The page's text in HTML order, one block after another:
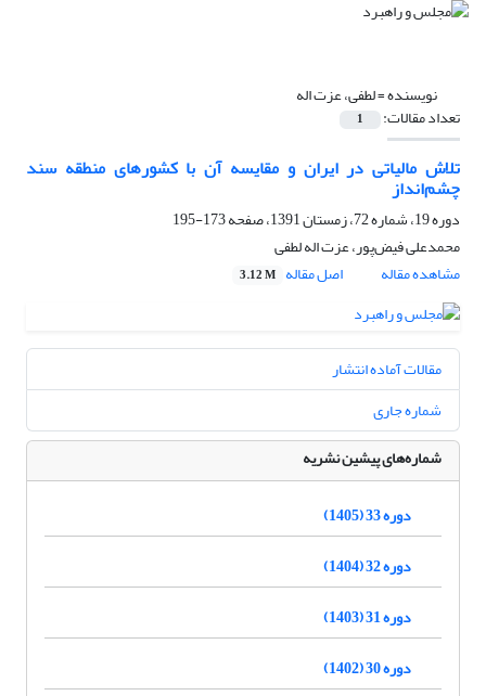
نویسنده =لطفی، عزت اله
تعداد مقالات: 1
تلاش مالیاتی در ایران و مقایسه آن با کشورهای منطقه سند
چشم‌انداز
دوره 19، شماره 72، زمستان 1391، صفحه
173-195
محمدعلی فیض‌پور، عزت اله لطفی
مشاهده مقاله
اصل مقاله 3.12 M
مقالات آماده انتشار
شماره جاری
شماره‌های پیشین نشریه
دوره 33 (1405)
دوره 32 (1404)
دوره 31 (1403)
دوره 30 (1402)